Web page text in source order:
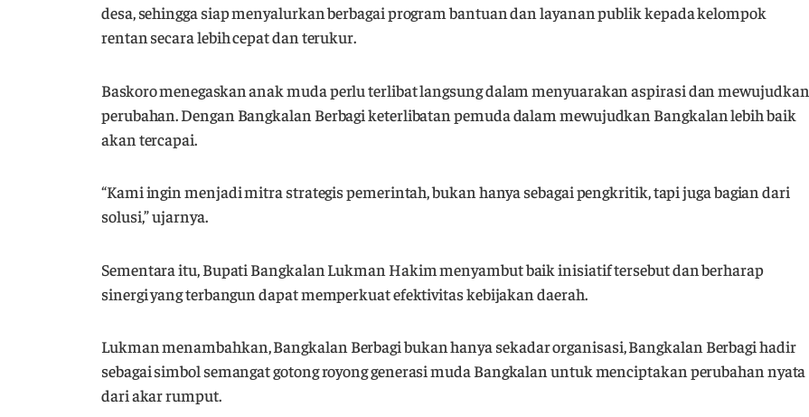
desa, sehingga siap menyalurkan berbagai program bantuan dan layanan publik kepada kelompok
rentan secara lebih cepat dan terukur.
Baskoro menegaskan anak muda perlu terlibat langsung dalam menyuarakan aspirasi dan mewujudkan
perubahan. Dengan Bangkalan Berbagi keterlibatan pemuda dalam mewujudkan Bangkalan lebih baik
akan tercapai.
“Kami ingin menjadi mitra strategis pemerintah, bukan hanya sebagai pengkritik, tapi juga bagian dari
solusi,” ujarnya.
Sementara itu, Bupati Bangkalan Lukman Hakim menyambut baik inisiatif tersebut dan berharap
sinergi yang terbangun dapat memperkuat efektivitas kebijakan daerah.
Lukman menambahkan, Bangkalan Berbagi bukan hanya sekadar organisasi, Bangkalan Berbagi hadir
sebagai simbol semangat gotong royong generasi muda Bangkalan untuk menciptakan perubahan nyata
dari akar rumput.